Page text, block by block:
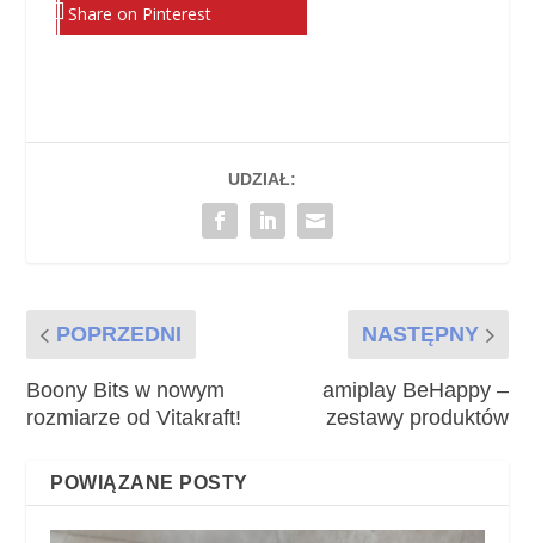
Share on Pinterest
UDZIAŁ:
POPRZEDNI
Boony Bits w nowym
rozmiarze od Vitakraft!
NASTĘPNY
amiplay BeHappy –
zestawy produktów
POWIĄZANE POSTY